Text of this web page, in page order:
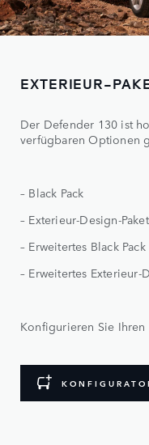
EXTERIEUR-
Der Defender 130 ist
verfügbaren Optionen
– Black Pack
– Exterieur-Design-Paket
– Erweitertes Black Pack
– Erweitertes Exterieur-
Konfigurieren Sie